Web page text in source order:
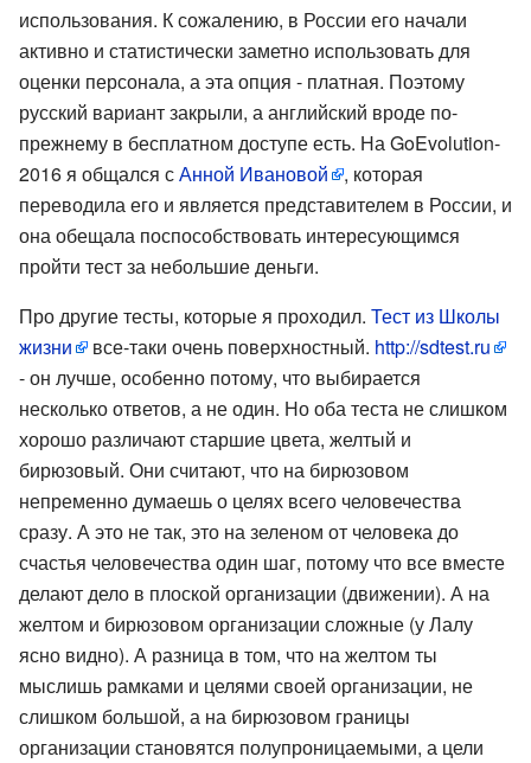
использования. К сожалению, в России его начали
активно и статистически заметно использовать для
оценки персонала, а эта опция - платная. Поэтому
русский вариант закрыли, а английский вроде по-
прежнему в бесплатном доступе есть. На GoEvolution-
2016 я общался сАнной Ивановой
, которая
переводила его и является представителем в России, и
она обещала поспособствовать интересующимся
пройти тест за небольшие деньги.
Про другие тесты, которые я проходил. Тест из Школы
жизни
все-таки очень поверхностный. http://sdtest.ru
- он лучше, особенно потому, что выбирается
несколько ответов, а не один. Но оба теста не слишком
хорошо различают старшие цвета, желтый и
бирюзовый. Они считают, что на бирюзовом
непременно думаешь о целях всего человечества
сразу. А это не так, это на зеленом от человека до
счастья человечества один шаг, потому что все вместе
делают дело в плоской организации (движении). А на
желтом и бирюзовом организации сложные (у Лалу
ясно видно). А разница в том, что на желтом ты
мыслишь рамками и целями своей организации, не
слишком большой, а на бирюзовом границы
организации становятся полупроницаемыми, а цели